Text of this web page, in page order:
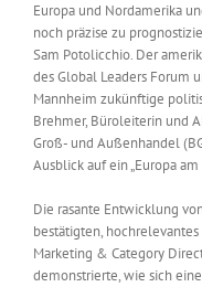
Europa und Nordamerika
noch präzise zu
Sam Potolicchio. Der
des Global Leaders Forum
Mannheim zukünftige
Brehmer, Büroleiterin und
Groß- und Außenhandel
Ausblick auf ein „Europa am
Die rasante Entwicklung
bestätigten,
Marketing & Category
demonstrierte, wie sich